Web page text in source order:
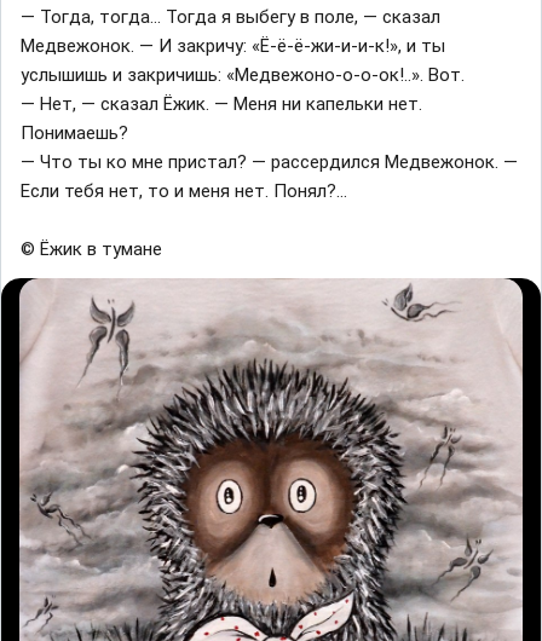
— Тогда, тогда… Тогда я выбегу в поле, — сказал
Медвежонок. — И закричу: «Ё-ё-ё-жи-и-и-к!», и ты
услышишь и закричишь: «Медвежоно-о-о-ок!..». Вот.
— Нет, — сказал Ёжик. — Меня ни капельки нет.
Понимаешь?
— Что ты ко мне пристал? — рассердился Медвежонок. —
Если тебя нет, то и меня нет. Понял?…
© Ёжик в тумане